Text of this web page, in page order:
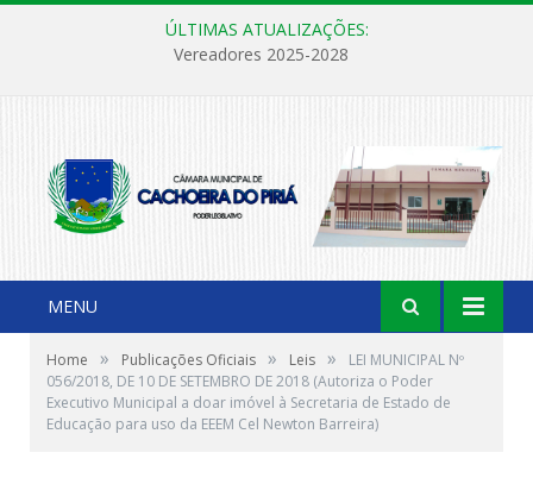
ÚLTIMAS ATUALIZAÇÕES:
Vereadores 2025-2028
MENU
Home » Publicações Oficiais » Leis »
LEI MUNICIPAL Nº
056/2018, DE 10 DE SETEMBRO DE 2018 (Autoriza o Poder
Executivo Municipal a doar imóvel à Secretaria de Estado de
Educação para uso da EEEM Cel Newton Barreira)